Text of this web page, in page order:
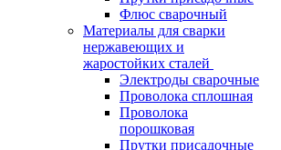
Флюс сварочный
Материалы для сварки
нержавеющих и
жаростойких сталей
Электроды сварочные
Проволока сплошная
Проволока
порошковая
Прутки присадочные